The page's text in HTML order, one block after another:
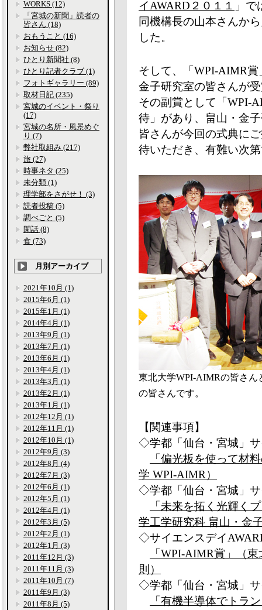
イAWARD２０１１ 」で
同機構長の山本さんから
した。
そして、「WPI-AIMR
金子研究室の皆さんが
その副賞として「WPI-
待」があり、畠山・金
皆さんが今回の式典に
待いただき、有難い次
東北大学WPI-AIMRの皆さ
の皆さんです。
【関連事項】
◇学都「仙台・宮城」
「偏光板を使って材
学 WPI-AIMR）
◇学都「仙台・宮城」
「未来を拓く光輝く
学工学研究科 畠山・金
◇サイエンスデイ
「WPI-AIMR賞」（
則）
◇学都「仙台・宮城」
「有機半導体でトラ
WORKS (12)
「宮城の新聞」読者の
皆さん (18)
おもうこと (16)
お知らせ (82)
ひとり新聞社 (8)
ひとり記者クラブ (1)
フォトギャラリー (89)
取材日記 (235)
宮城のイベント・祭り
(17)
宮城の名所・風景めぐ
り (7)
弊社取組み (217)
旅 (27)
時事ネタ (25)
未分類 (1)
理学部をさがせ！ (3)
読者投稿 (5)
調べごと (5)
閑話 (8)
食 (73)
月別アーカイブ
2021年10月 (1)
2015年6月 (1)
2015年1月 (1)
2014年4月 (1)
2013年9月 (1)
2013年7月 (1)
2013年6月 (1)
2013年4月 (1)
2013年3月 (1)
2013年2月 (1)
2013年1月 (1)
2012年12月 (1)
2012年11月 (1)
2012年10月 (1)
2012年9月 (3)
2012年8月 (4)
2012年7月 (3)
2012年6月 (1)
2012年5月 (1)
2012年4月 (1)
2012年3月 (5)
2012年2月 (1)
2012年1月 (3)
2011年12月 (3)
2011年11月 (3)
2011年10月 (7)
2011年9月 (3)
2011年8月 (5)